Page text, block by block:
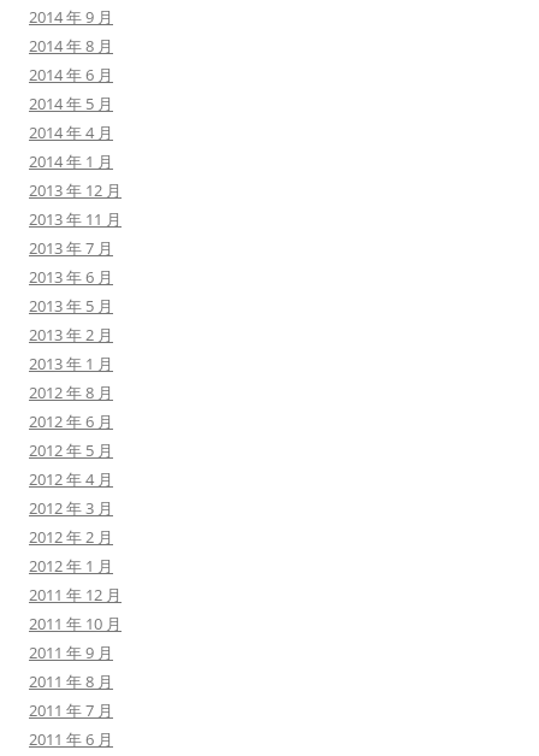
2014 年 9 月
2014 年 8 月
2014 年 6 月
2014 年 5 月
2014 年 4 月
2014 年 1 月
2013 年 12 月
2013 年 11 月
2013 年 7 月
2013 年 6 月
2013 年 5 月
2013 年 2 月
2013 年 1 月
2012 年 8 月
2012 年 6 月
2012 年 5 月
2012 年 4 月
2012 年 3 月
2012 年 2 月
2012 年 1 月
2011 年 12 月
2011 年 10 月
2011 年 9 月
2011 年 8 月
2011 年 7 月
2011 年 6 月